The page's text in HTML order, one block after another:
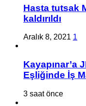
Hasta tutsak
kaldırıldı
Aralık 8, 2021 1
Kayapınar’a
Eşliğinde İş
3 saat önce